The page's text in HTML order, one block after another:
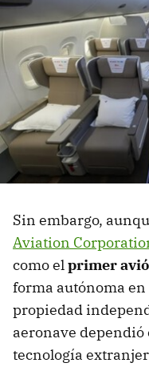
Sin embargo,
Aviation
como elprimer
forma autónoma
propiedad
aeronave
tecnología